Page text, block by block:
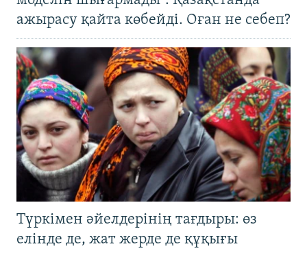
ажырасу қайта көбейді. Оған не себеп?
Түркімен әйелдерінің тағдыры: өз
елінде де, жат жерде де құқығы